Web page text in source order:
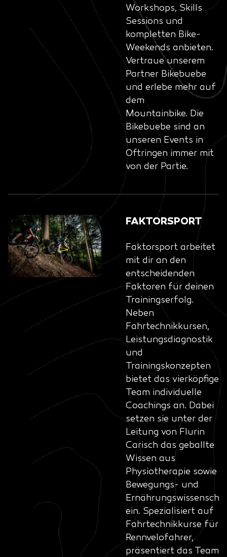
Workshops, Skills
Sessions und
kompletten Bike-
Weekends anbieten.
Vertraue unserem
Partner Bikebuebe
und erlebe mehr auf
dem
Mountainbike. Die
Bikebuebe sind an
unseren Events in
Oftringen immer mit
von der Partie.
FAKTORSPORT
Faktorsport arbeitet
mit dir an den
entscheidenden
Faktoren für deinen
Trainingserfolg.
Neben
Fahrtechnikkursen,
Leistungsdiagnostik
und
Trainingskonzepten
bietet das vierköpfige
Team individuelle
Coachings an. Dabei
setzen sie unter der
Leitung von Flurin
Carisch das geballte
Wissen aus
Physiotherapie sowie
Bewegungs- und
ein. Spezialisiert auf
Fahrtechnikkurse für
Rennvelofahrer,
präsentiert das Team